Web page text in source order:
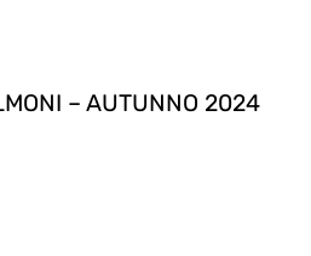
– AUTUNNO 2024